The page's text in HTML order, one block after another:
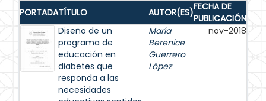
PORTADATÍTULO AUTOR(ES)FECHA DE
PUBLICACIÓN
Diseño de un
programa de
educación en
diabetes que
responda a las
necesidades
María
Berenice
Guerrero
López
nov-2018